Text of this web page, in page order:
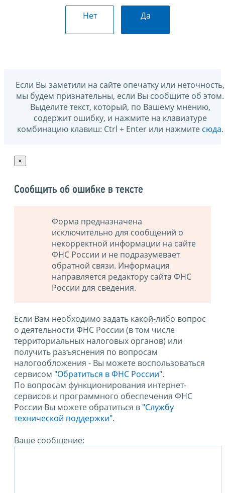
Нет Да
Если Вы заметили на сайте опечатку или неточность,
мы будем признательны, если Вы сообщите об этом.
Выделите текст, который, по Вашему мнению,
содержит ошибку, и нажмите на клавиатуре
комбинацию клавиш: Ctrl + Enter или нажмите сюда.
×
Сообщить об ошибке в тексте
Форма предназначена
исключительно для сообщений о
некорректной информации на сайте
ФНС России и не подразумевает
обратной связи. Информация
направляется редактору сайта ФНС
России для сведения.
Если Вам необходимо задать какой-либо вопрос
о деятельности ФНС России (в том числе
территориальных налоговых органов) или
получить разъяснения по вопросам
налогообложения - Вы можете воспользоваться
сервисом "Обратиться в ФНС России".
По вопросам функционирования интернет-
сервисов и программного обеспечения ФНС
России Вы можете обратиться в "Службу
технической поддержки".
Ваше сообщение: